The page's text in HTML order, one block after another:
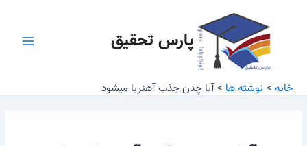
پارس تحقیق
خانه نوشته ها آیا چدن جذب آهنربا میشود